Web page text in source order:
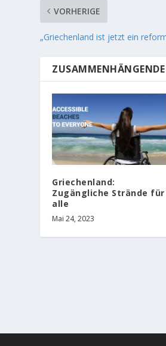
VORHERIGE
„Griechenland ist jetzt ein
Griechenland:
Zugängliche Strände für
alle
Mai 24, 2023